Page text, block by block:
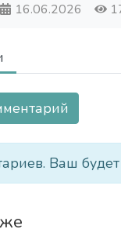
16.06.2026
Ваш